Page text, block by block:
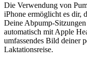
Die Verwendung von
iPhone ermöglicht es dir,
Deine Abpump-
automatisch mit Apple
umfassendes Bild deiner
Laktationsreise.